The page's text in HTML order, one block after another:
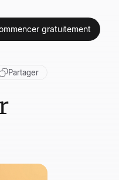
gratuitement
Partager